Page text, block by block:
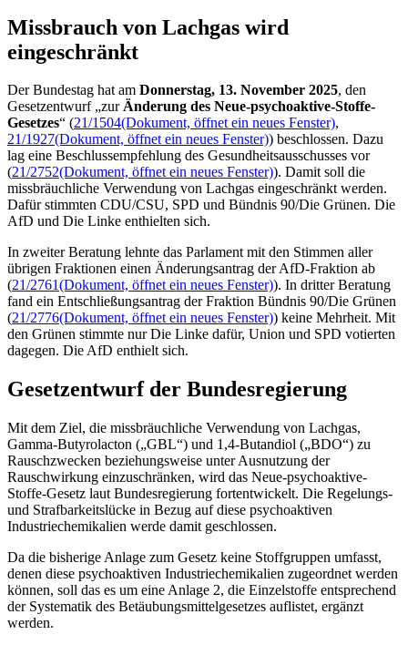
Missbrauch von Lachgas wird
eingeschränkt
Der Bundestag hat am Donnerstag, 13. November 2025, den
Gesetzentwurf „zurÄnderung des Neue-psychoaktive-Stoffe-
Gesetzes“ (21/1504(Dokument, öffnet ein neues Fenster),
21/1927(Dokument, öffnet ein neues Fenster)) beschlossen. Dazu
lag eine Beschlussempfehlung des Gesundheitsausschusses vor
(21/2752(Dokument, öffnet ein neues Fenster)). Damit soll die
missbräuchliche Verwendung von Lachgas eingeschränkt werden.
Dafür stimmten CDU/CSU, SPD und Bündnis 90/Die Grünen. Die
AfD und Die Linke enthielten sich.
In zweiter Beratung lehnte das Parlament mit den Stimmen aller
übrigen Fraktionen einen Änderungsantrag der AfD-Fraktion ab
(21/2761(Dokument, öffnet ein neues Fenster)). In dritter Beratung
fand ein Entschließungsantrag der Fraktion Bündnis 90/Die Grünen
(21/2776(Dokument, öffnet ein neues Fenster)) keine Mehrheit. Mit
den Grünen stimmte nur Die Linke dafür, Union und SPD votierten
dagegen. Die AfD enthielt sich.
Gesetzentwurf der Bundesregierung
Mit dem Ziel, die missbräuchliche Verwendung von Lachgas,
Gamma-Butyrolacton („GBL“) und 1,4-Butandiol („BDO“) zu
Rauschzwecken beziehungsweise unter Ausnutzung der
Rauschwirkung einzuschränken, wird das Neue-psychoaktive-
Stoffe-Gesetz laut Bundesregierung fortentwickelt. Die Regelungs-
und Strafbarkeitslücke in Bezug auf diese psychoaktiven
Industriechemikalien werde damit geschlossen.
Da die bisherige Anlage zum Gesetz keine Stoffgruppen umfasst,
denen diese psychoaktiven Industriechemikalien zugeordnet werden
können, soll das es um eine Anlage 2, die Einzelstoffe entsprechend
der Systematik des Betäubungsmittelgesetzes auflistet, ergänzt
werden.